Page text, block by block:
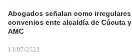
Abogados señalan como irregulares
convenios ente alcaldía de Cúcuta y
AMC
13/07/2023